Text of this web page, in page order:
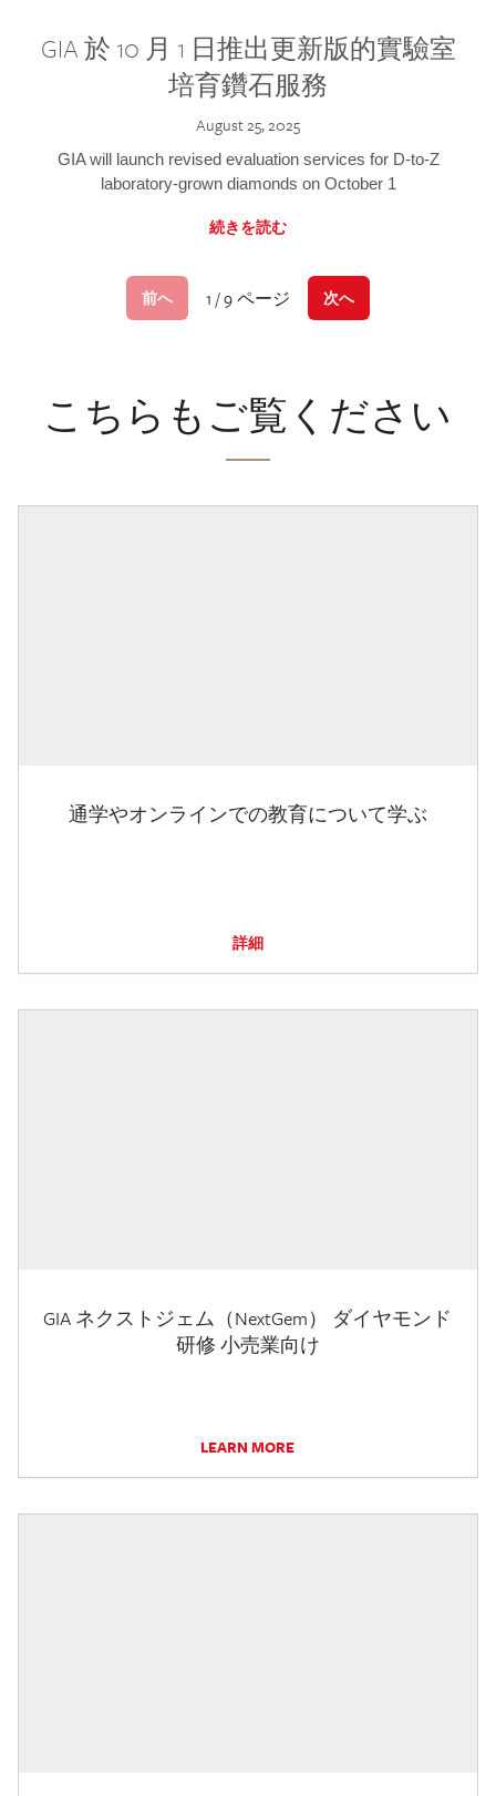
GIA 於 10 月 1 日推出更新版的實驗室
培育鑽石服務
August 25, 2025
GIA will launch revised evaluation services for D-to-Z
laboratory-grown diamonds on October 1
続きを読む
前へ 1 / 9 ページ 次へ
こちらもご覧ください
通学やオンラインでの教育について学ぶ
詳細
GIA ネクストジェム（NextGem） ダイヤモンド
研修 小売業向け
LEARN MORE